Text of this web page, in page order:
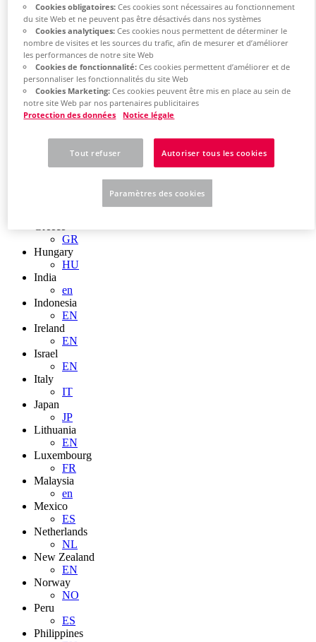
China Taiwan
EN
Colombia
ES
Croatia
HR
Czech Republic
CZ
Denmark
Finland
FI
GR
Hungary
HU
India
en
Indonesia
EN
Ireland
EN
Israel
EN
Italy
IT
Japan
JP
Lithuania
EN
Luxembourg
FR
Malaysia
en
Mexico
ES
Netherlands
NL
New Zealand
EN
Norway
NO
Peru
ES
Philippines
Cookies obligatoires:Ces cookies sont nécessaires au fonctionnement
du site Web et ne peuvent pas être désactivés dans nos systèmes
Cookies analytiques:Ces cookies nous permettent de déterminer le
nombre de visites et les sources du trafic, afin de mesurer et d’améliorer
les performances de notre site Web
Cookies de fonctionnalité:Ces cookies permettent d’améliorer et de
personnaliser les fonctionnalités du site Web
Cookies Marketing:Ces cookies peuvent être mis en place au sein de
notre site Web par nos partenaires publicitaires
Protection des données Notice légale
Tout refuser Autoriser tous les cookies
Paramètres des cookies